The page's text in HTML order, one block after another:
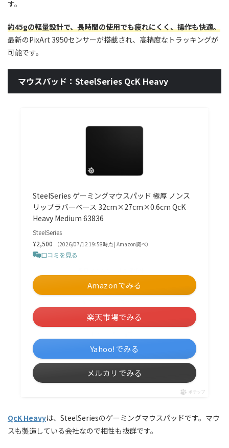
す。
約45gの軽量設計で、長時間の使用でも疲れにくく、操作も快適。
最新のPixArt 3950センサーが搭載され、高精度なトラッキングが
可能です。
マウスパッド：SteelSeries QcK Heavy
SteelSeries ゲーミングマウスパッド 極厚 ノンス
リップラバーベース 32cm×27cm×0.6cm QcK
Heavy Medium 63836
SteelSeries
¥2,500
（2026/07/12 19:58時点 | Amazon調べ）
口コミを見る
Amazonでみる
楽天市場でみる
Yahoo!でみる
メルカリでみる
ポチップ
QcK Heavyは、SteelSeriesのゲーミングマウスパッドです。マウ
スも製造している会社なので相性も抜群です。